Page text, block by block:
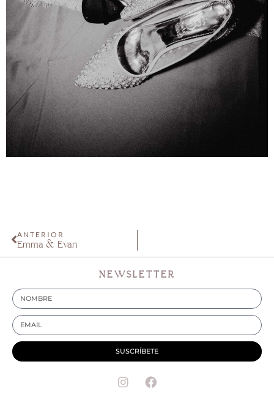
ANTERIOR
Emma & Evan
NEWSLETTER
SUSCRÍBETE